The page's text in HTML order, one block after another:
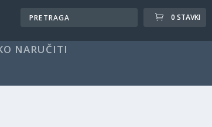
0 STAVKI
NARUČITI